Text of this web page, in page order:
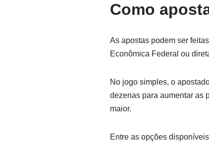
Como
As apostas podem ser
Econômica Federal ou
No jogo simples, o
dezenas para aumentar as
maior.
Entre as opções